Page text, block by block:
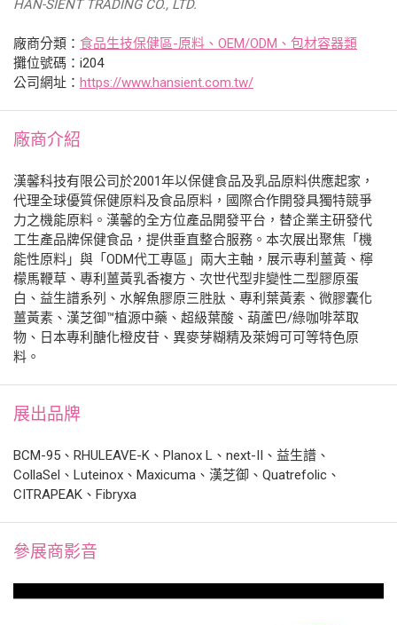
HAN-SIENT TRADING CO., LTD.
廠商分類： 食品生技保健區-原料、OEM/ODM、包材容器類
攤位號碼：i204
公司網址： https://www.hansient.com.tw/
廠商介紹
漢馨科技有限公司於2001年以保健食品及乳品原料供應起家，
代理全球優質保健原料及食品原料，國際合作開發具獨特競爭
力之機能原料。漢馨的全方位產品開發平台，替企業主研發代
工生產品牌保健食品，提供垂直整合服務。本次展出聚焦「機
能性原料」與「ODM代工專區」兩大主軸，展示專利薑黃、檸
檬馬鞭草、專利薑黃乳香複方、次世代型非變性二型膠原蛋
白、益生譜系列、水解魚膠原三胜肽、專利葉黃素、微膠囊化
薑黃素、漢芝御™植源中藥、超級葉酸、葫蘆巴/綠咖啡萃取
物、日本專利醣化橙皮苷、異麥芽糊精及萊姆可可等特色原
料。
展出品牌
BCM-95、RHULEAVE-K、Planox L、next-II、益生譜、
CollaSel、Luteinox、Maxicuma、漢芝御、Quatrefolic、
CITRAPEAK、Fibryxa
參展商影音